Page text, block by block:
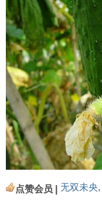
点赞会员 | 无双未央,